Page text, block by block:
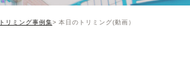
トリミング事例集 本日のトリミング(動画）